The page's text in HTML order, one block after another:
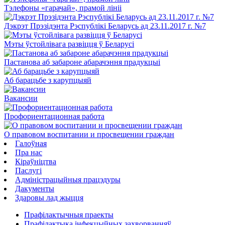
Тэлефоны «гарачай», прамой лініі
Дэкрэт Прэзідэнта Рэспублікі Беларусь ад 23.11.2017 г. №7
Мэты ўстойлівага развіцця ў Беларусі
Пастанова аб забароне абарачэння прадукцыі
Аб барацьбе з карупцыяй
Вакансии
Профориентационная работа
О правовом воспитании и просвещении граждан
Галоўная
Пра нас
Кіраўніцтва
Паслугi
Адміністрацыйныя працэдуры
Дакументы
Здаровы лад жыцця
Прафілактычныя праекты